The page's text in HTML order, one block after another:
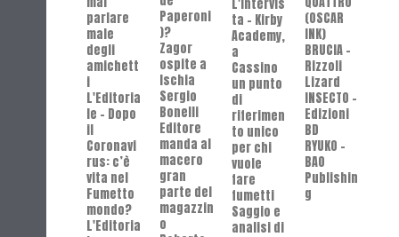
parlare
male
degli
amichett
i
L'Editoria
le - Dopo
il
Coronavi
rus: c’è
vita nel
Fumetto
mondo?
L'Editoria
Paperoni
)?
Zagor
ospite a
Ischia
Sergio
Bonelli
Editore
manda al
macero
gran
parte del
magazzin
o
L'Intervis
ta - Kirby
Academy,
a
Cassino
un punto
di
riferimen
to unico
per chi
vuole
fare
fumetti
Saggio e
analisi di
(OSCAR
INK)
BRUCIA -
Rizzoli
Lizard
INSECTO -
Edizioni
BD
RYUKO -
BAO
Publishin
g